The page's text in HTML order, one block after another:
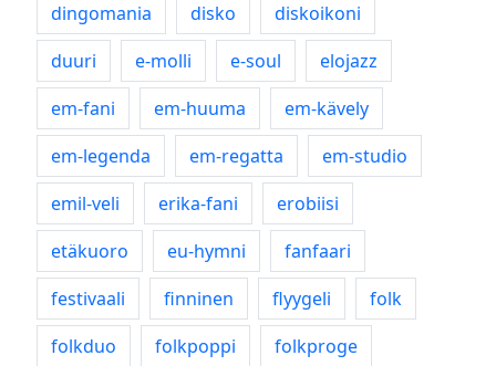
dingomania
disko
diskoikoni
duuri
e-molli e-soul
elojazz
em-fani
em-huuma
em-kävely
em-legenda
em-regatta
em-studio
emil-veli
erika-fani
erobiisi
etäkuoro
eu-hymni
fanfaari
festivaali
finninen flyygeli
folk
folkduo
folkpoppi
folkproge